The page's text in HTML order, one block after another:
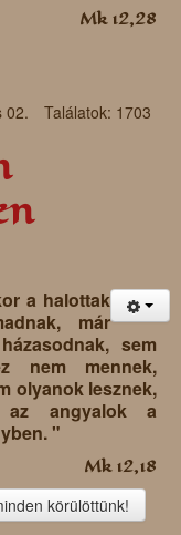
Mk 12,28
02. Találatok: 1703
a halottak
már
sem
nem mennek,
olyanok lesznek,
az angyalok a
"
Mk 12,18
körülöttünk!